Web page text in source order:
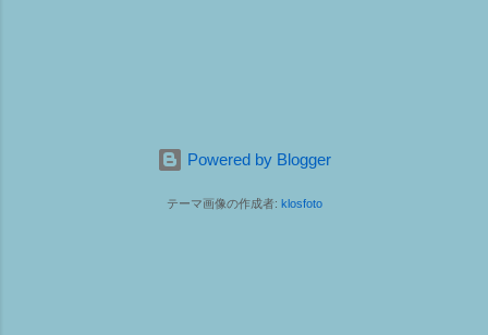
Powered by Blogger
テーマ画像の作成者: klosfoto